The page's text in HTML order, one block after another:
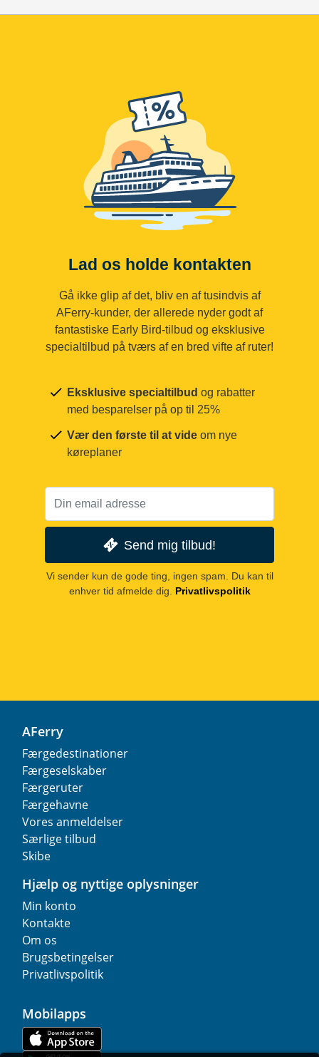
Lad os holde kontakten
Gå ikke glip af det, bliv en af tusindvis af
AFerry-kunder, der allerede nyder godt af
fantastiske Early Bird-tilbud og eksklusive
specialtilbud på tværs af en bred vifte af ruter!
Eksklusive specialtilbud og rabatter
med besparelser på op til 25%
Vær den første til at vide om nye
køreplaner
Send mig tilbud!
Vi sender kun de gode ting, ingen spam. Du kan til
enhver tid afmelde dig. Privatlivspolitik
AFerry
Færgedestinationer
Færgeselskaber
Færgeruter
Færgehavne
Vores anmeldelser
Særlige tilbud
Skibe
Hjælp og nyttige oplysninger
Min konto
Kontakte
Om os
Brugsbetingelser
Privatlivspolitik
Mobilapps